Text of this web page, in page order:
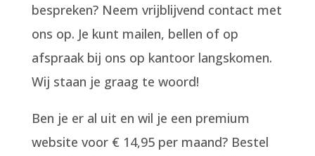
bespreken? Neem vrijblijvend contact met
ons op. Je kunt mailen, bellen of op
afspraak bij ons op kantoor langskomen.
Wij staan je graag te woord!
Ben je er al uit en wil je een premium
website voor € 14,95 per maand? Bestel